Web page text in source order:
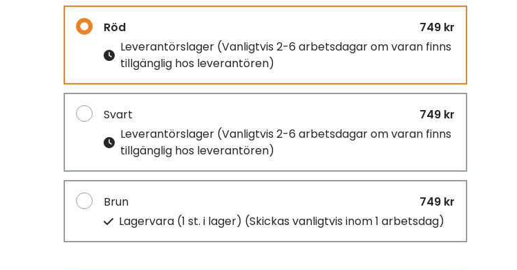
Röd
749 kr
Leverantörslager (Vanligtvis 2-6 arbetsdagar om varan finns
tillgänglig hos leverantören)
Svart
749 kr
Leverantörslager (Vanligtvis 2-6 arbetsdagar om varan finns
tillgänglig hos leverantören)
Brun
749 kr
Lagervara (1 st. i lager) (Skickas vanligtvis inom 1 arbetsdag)